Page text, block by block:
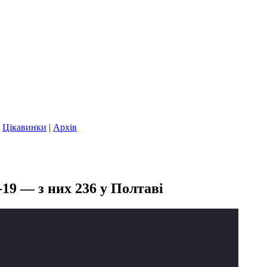
Цікавинки | Архів
— з них 236 у Полтаві